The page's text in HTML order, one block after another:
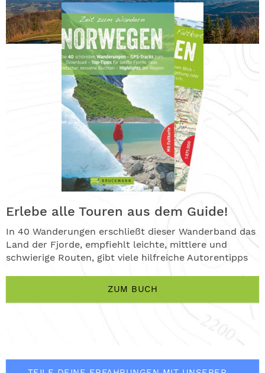
Erlebe alle Touren aus dem Guide!
In 40 Wanderungen erschließt dieser Wanderband das
Land der Fjorde, empfiehlt leichte, mittlere und
schwierige Routen, gibt viele hilfreiche Autorentipps
ZUM BUCH